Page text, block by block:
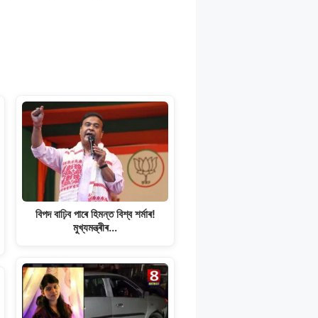
বিপদ বাঢ়িব পাৰে হিমন্ত বিশ্ব শৰ্মাৰ!
মুখ্যমন্ত্ৰীৰ…